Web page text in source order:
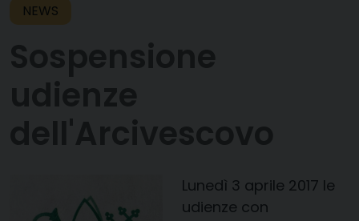
NEWS
Lunedì 3 aprile 2017 le
udienze con